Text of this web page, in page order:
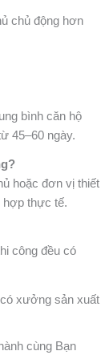
chủ động hơn
bình căn hộ
45–60 ngày.
hoặc đơn vị thiết
hợp thực tế.
công đều có
có xưởng sản xuất
cùng Bạn